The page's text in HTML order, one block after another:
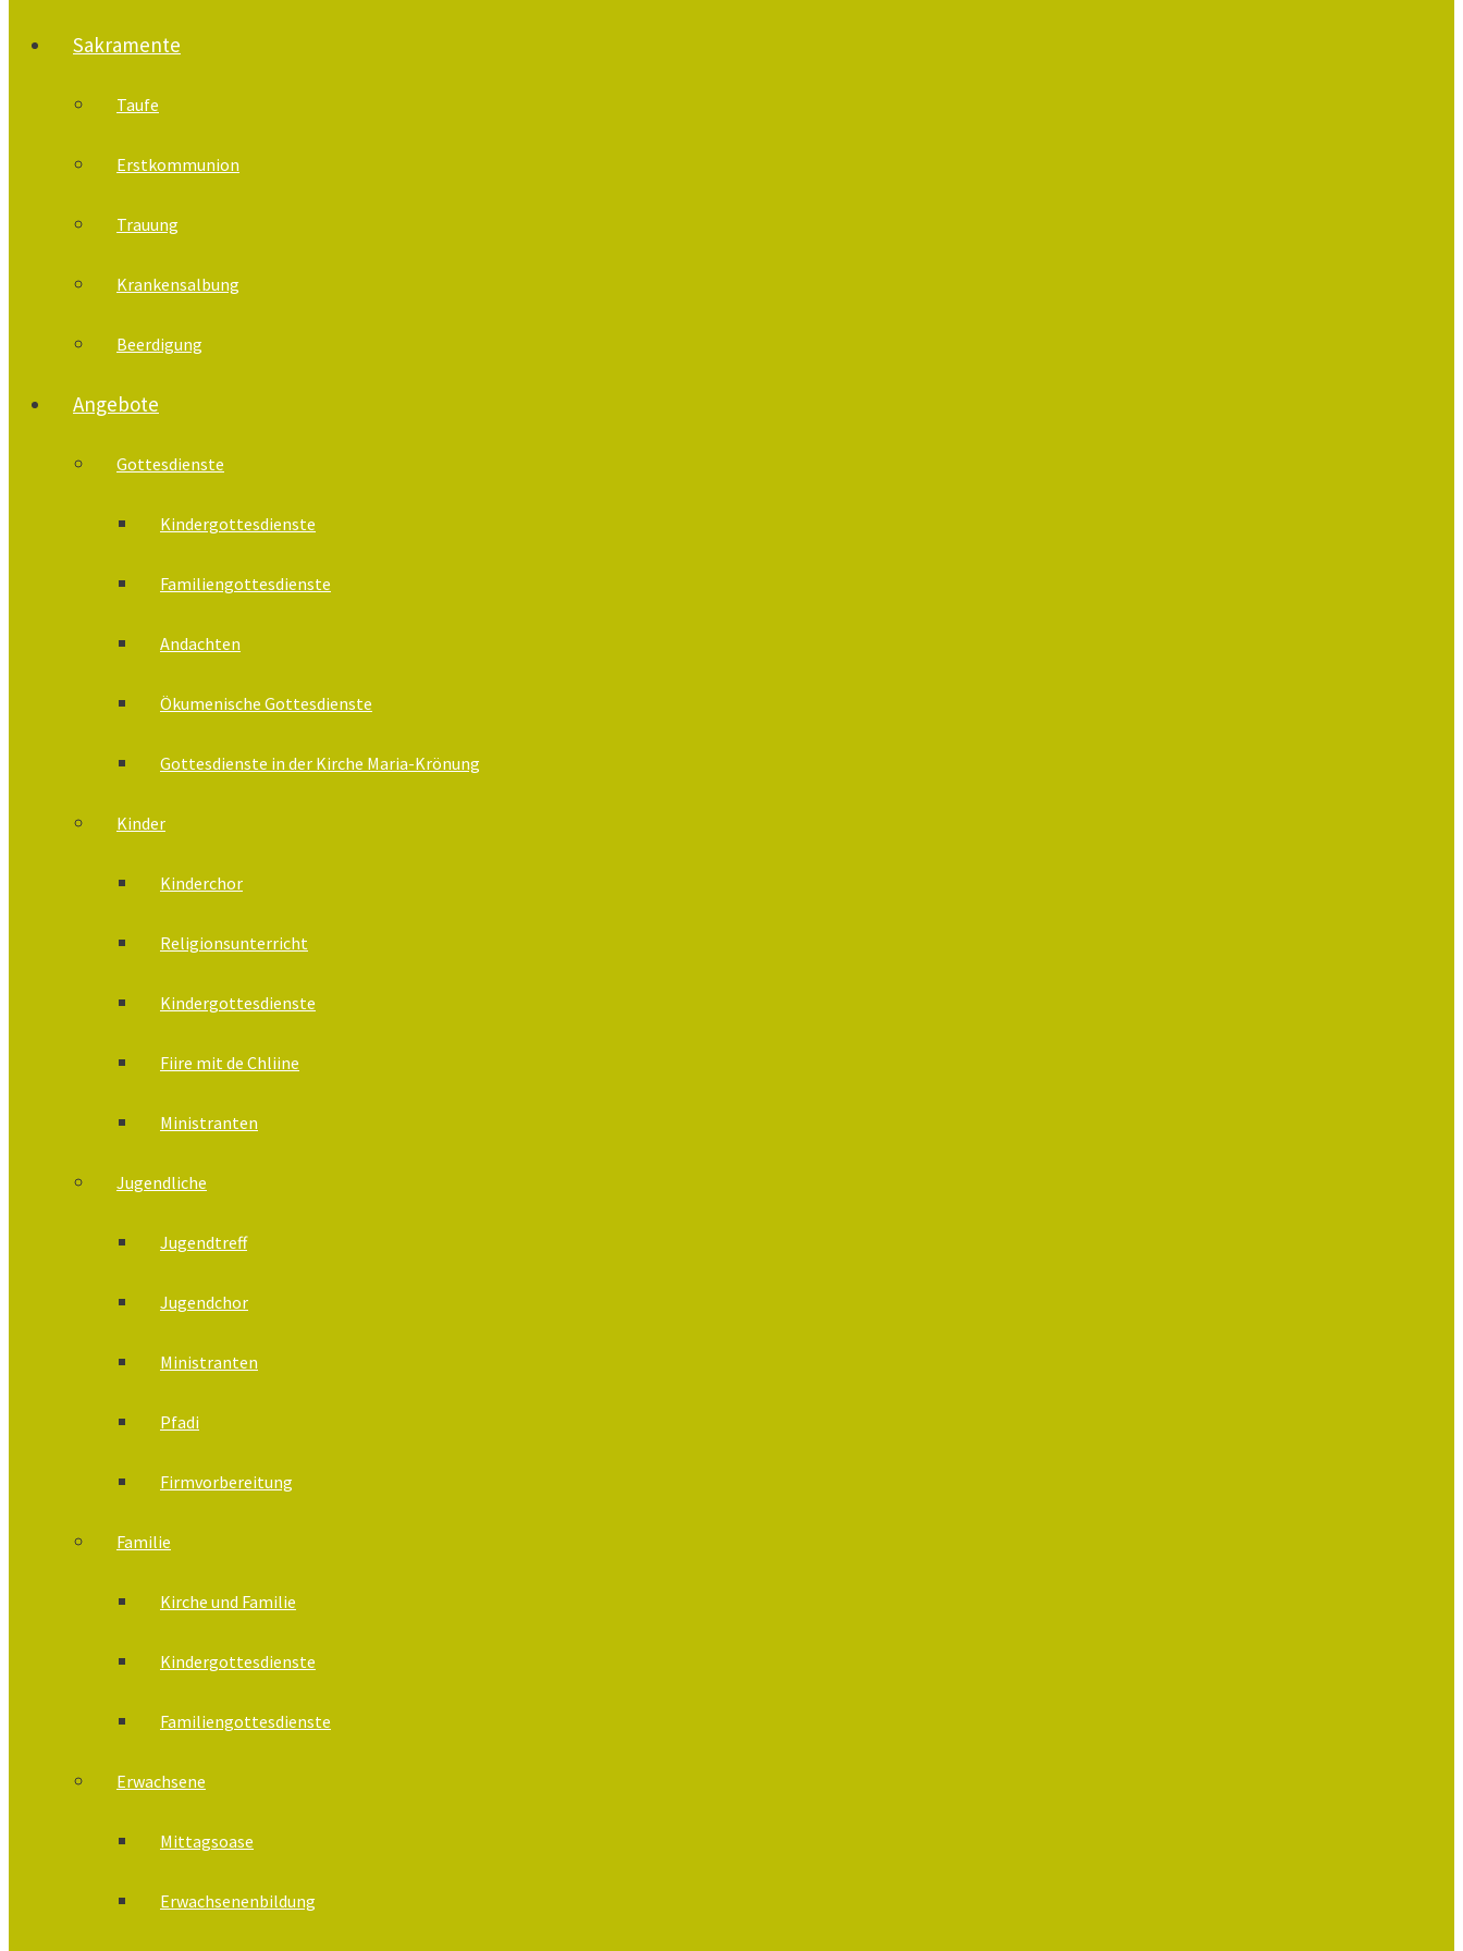
Sakramente
Taufe
Erstkommunion
Trauung
Krankensalbung
Beerdigung
Angebote
Gottesdienste
Kindergottesdienste
Familiengottesdienste
Andachten
Ökumenische Gottesdienste
Gottesdienste in der Kirche Maria-Krönung
Kinder
Kinderchor
Religionsunterricht
Kindergottesdienste
Fiire mit de Chliine
Ministranten
Jugendliche
Jugendtreff
Jugendchor
Ministranten
Pfadi
Firmvorbereitung
Familie
Kirche und Familie
Kindergottesdienste
Familiengottesdienste
Erwachsene
Mittagsoase
Erwachsenenbildung